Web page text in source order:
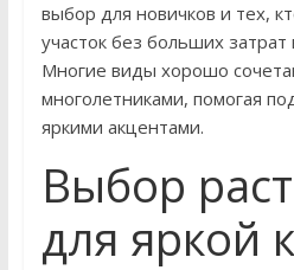
выбор для новичков и тех,
участок без больших
Многие виды хорошо
многолетниками, помогая
яркими акцентами.
Выбор
для яркой